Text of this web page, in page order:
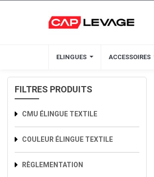
ELINGUES ACCESSOIRES
ELINGUES ACCESSOIRES
FILTRES PRODUITS
CMU ÉLINGUE TEXTILE
COULEUR ÉLINGUE TEXTILE
RÈGLEMENTATION